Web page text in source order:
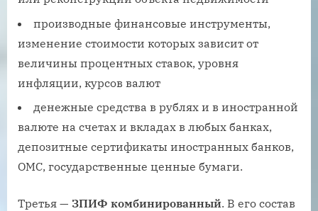
производные финансовые инструменты,
изменение стоимости которых зависит от
величины процентных ставок, уровня
инфляции, курсов валют
денежные средства в рублях и в иностранной
валюте на счетах и вкладах в любых банках,
депозитные сертификаты иностранных банков,
ОМС, государственные ценные бумаги.
Третья — ЗПИФ комбинированный. В его состав